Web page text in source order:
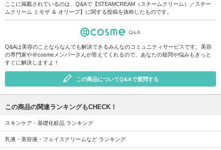
ここに掲載されているのは、Q&Aで【STEAMCREAM（スチームクリーム）／スチー
ムクリーム ミモザ ＆ オリーブ】に関する投稿を抜粋したものです。
Q&Aは美容のことならなんでも解決できるみんなのコミュニティサービスです。美容
の専門家や＠cosmeメンバーさんが答えてくれるので、あなたの疑問や悩みもきっと
すぐに解決しますよ！
この商品についてQ&Aで質問する
この商品の関連ランキングもCHECK！
スキンケア・基礎化粧品 ランキング
乳液・美容液・フェイスクリームなど ランキング